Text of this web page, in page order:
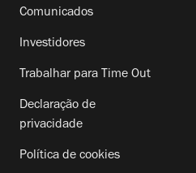
Comunicados
Investidores
Trabalhar para Time Out
Declaração de
privacidade
Política de cookies